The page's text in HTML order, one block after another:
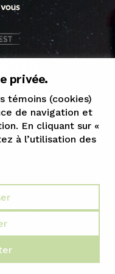
privée.
témoins (cookies)
de navigation et
En cliquant sur «
à l’utilisation des